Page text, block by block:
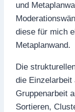
und
diese für mich
Metaplanwand.
Die
die Einzelarbeit
Gruppenarbeit
Sortieren,